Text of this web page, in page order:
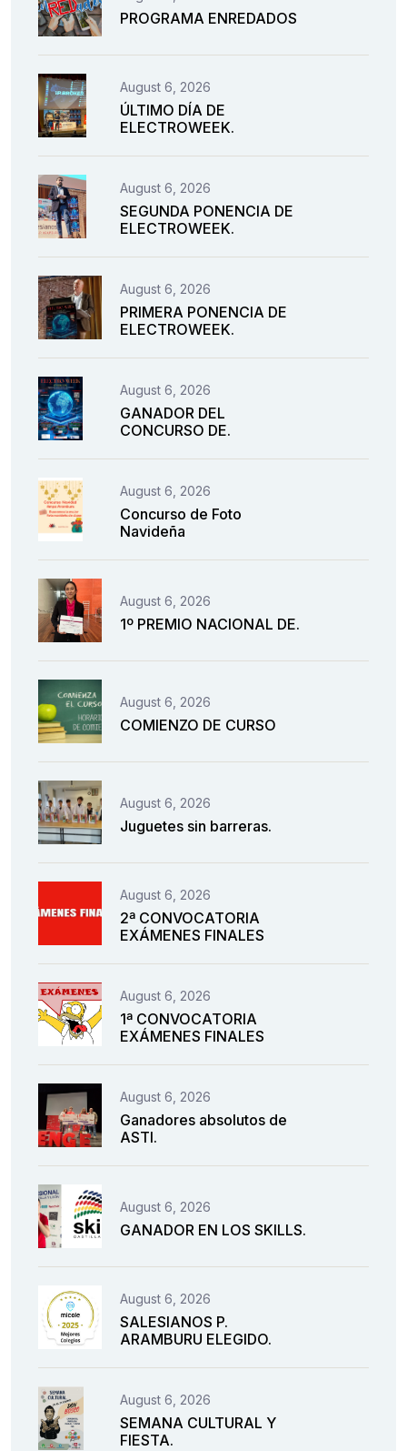
PROGRAMA ENREDADOS
August 6, 2026
ÚLTIMO DÍA DE
ELECTROWEEK.
August 6, 2026
SEGUNDA PONENCIA DE
ELECTROWEEK.
August 6, 2026
PRIMERA PONENCIA DE
ELECTROWEEK.
August 6, 2026
GANADOR DEL
CONCURSO DE.
August 6, 2026
Concurso de Foto
Navideña
August 6, 2026
1º PREMIO NACIONAL DE.
August 6, 2026
COMIENZO DE CURSO
August 6, 2026
Juguetes sin barreras.
August 6, 2026
2ª CONVOCATORIA
EXÁMENES FINALES
August 6, 2026
1ª CONVOCATORIA
EXÁMENES FINALES
August 6, 2026
Ganadores absolutos de
ASTI.
August 6, 2026
GANADOR EN LOS SKILLS.
August 6, 2026
SALESIANOS P.
ARAMBURU ELEGIDO.
August 6, 2026
SEMANA CULTURAL Y
FIESTA.